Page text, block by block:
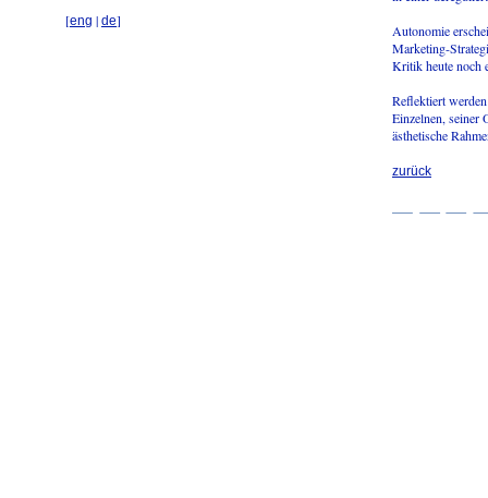
[eng | de]
Autonomie
Marketing-
Kritik heute noch
Reflektiert
Einzelnen, seiner
ästhetische
zurück